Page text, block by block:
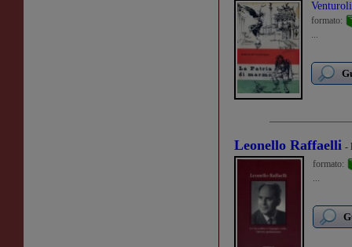
formato:
...
Leonello Raffaelli -
formato:
...